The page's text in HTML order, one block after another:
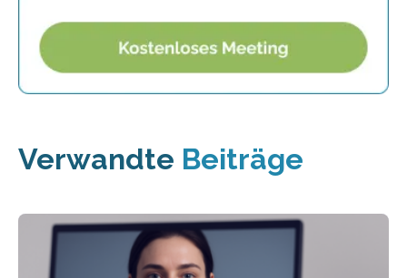
Verwandte Beiträge